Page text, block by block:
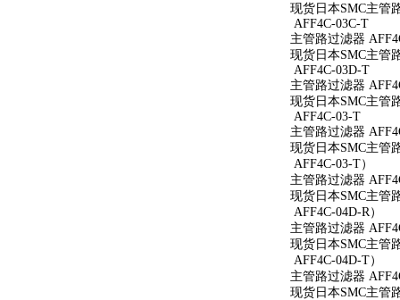
现货日本SMC主管
AFF4C-03C-T
主管路过滤器
现货日本SMC主管
AFF4C-03D-T
主管路过滤器
现货日本SMC主管
AFF4C-03-T
主管路过滤器
现货日本SMC主管
AFF4C-03-T）
主管路过滤器
现货日本SMC主管
AFF4C-04D-R）
主管路过滤器
现货日本SMC主管
AFF4C-04D-T）
主管路过滤器
现货日本SMC主管